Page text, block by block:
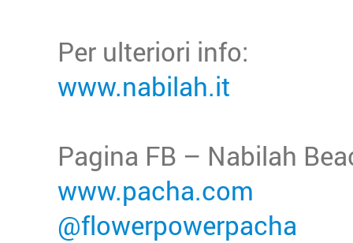
Per ulteriori info:
www.nabilah.it
Pagina FB – Nabilah
www.pacha.com
@flowerpowerpacha